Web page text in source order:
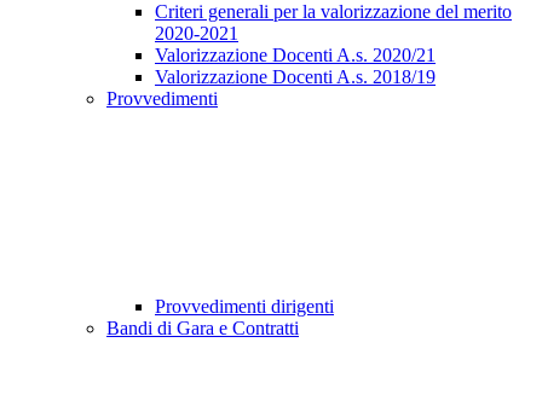
Criteri generali per la valorizzazione del merito
2020-2021
Valorizzazione Docenti A.s. 2020/21
Valorizzazione Docenti A.s. 2018/19
Provvedimenti
Provvedimenti dirigenti
Bandi di Gara e Contratti